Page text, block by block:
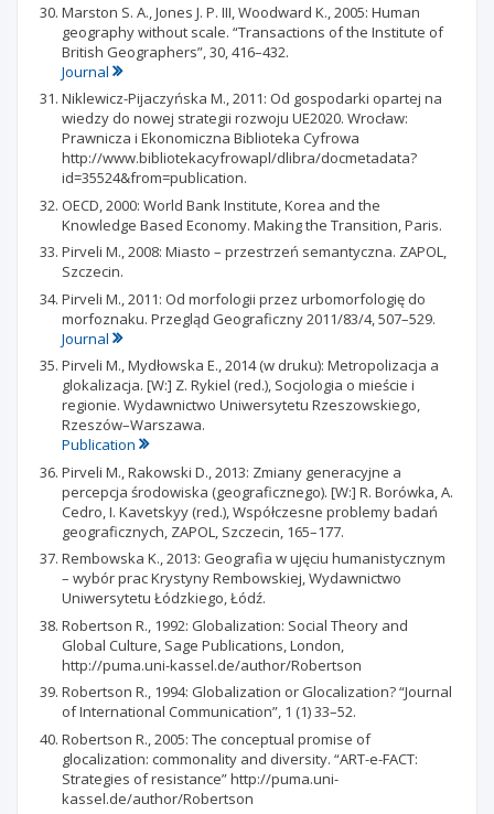
Marston S. A., Jones J. P. III, Woodward K., 2005: Human
geography without scale. “Transactions of the Institute of
British Geographers”, 30, 416–432.
Journal
Niklewicz-Pijaczyńska M., 2011: Od gospodarki opartej na
wiedzy do nowej strategii rozwoju UE2020. Wrocław:
Prawnicza i Ekonomiczna Biblioteka Cyfrowa
http://www.bibliotekacyfrowapl/dlibra/docmetadata?
id=35524&from=publication.
OECD, 2000: World Bank Institute, Korea and the
Knowledge Based Economy. Making the Transition, Paris.
Pirveli M., 2008: Miasto – przestrzeń semantyczna. ZAPOL,
Szczecin.
Pirveli M., 2011: Od morfologii przez urbomorfologię do
morfoznaku. Przegląd Geograficzny 2011/83/4, 507–529.
Journal
Pirveli M., Mydłowska E., 2014 (w druku): Metropolizacja a
glokalizacja. [W:] Z. Rykiel (red.), Socjologia o mieście i
regionie. Wydawnictwo Uniwersytetu Rzeszowskiego,
Rzeszów–Warszawa.
Publication
Pirveli M., Rakowski D., 2013: Zmiany generacyjne a
percepcja środowiska (geograficznego). [W:] R. Borówka, A.
Cedro, I. Kavetskyy (red.), Współczesne problemy badań
geograficznych, ZAPOL, Szczecin, 165–177.
Rembowska K., 2013: Geografia w ujęciu humanistycznym
– wybór prac Krystyny Rembowskiej, Wydawnictwo
Uniwersytetu Łódzkiego, Łódź.
Robertson R., 1992: Globalization: Social Theory and
Global Culture, Sage Publications, London,
http://puma.uni-kassel.de/author/Robertson
Robertson R., 1994: Globalization or Glocalization? “Journal
of International Communication”, 1 (1) 33–52.
Robertson R., 2005: The conceptual promise of
glocalization: commonality and diversity. “ART-e-FACT:
Strategies of resistance” http://puma.uni-
kassel.de/author/Robertson